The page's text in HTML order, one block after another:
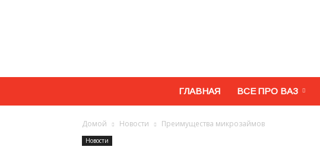
ГЛАВНАЯ ВСЕ ПРО ВАЗ
Домой Новости Преимущества микрозаймов
Новости